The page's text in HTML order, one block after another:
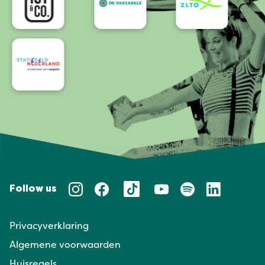
Follow us
Privacyverklaring
Algemene voorwaarden